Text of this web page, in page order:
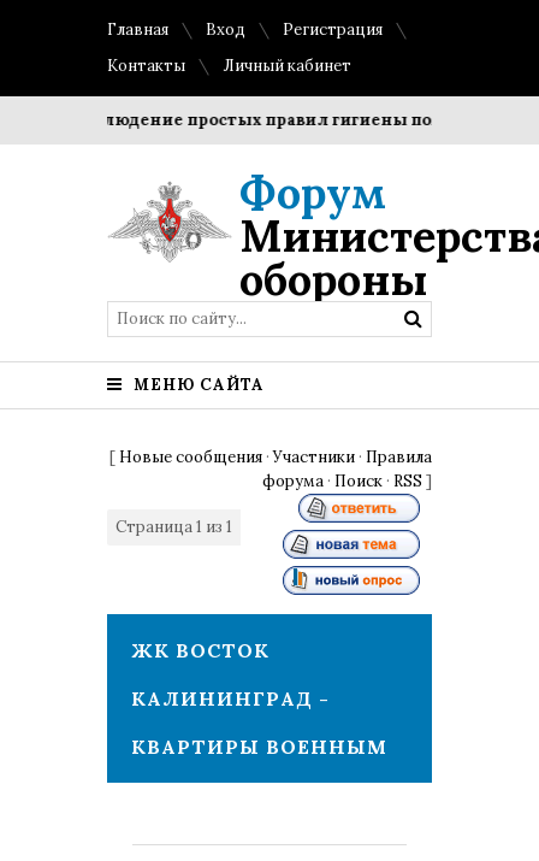
Главная Вход
Регистрация
Контакты
Личный кабинет
Соблюдение простых правил гигиены помогает
Форум
обороны
МЕНЮ САЙТА
[ Новые сообщения ·Участники · Правила
форума · Поиск · RSS ]
Страница1 из 1
ЖК ВОСТОК
КАЛИНИНГРАД -
КВАРТИРЫ ВОЕННЫМ